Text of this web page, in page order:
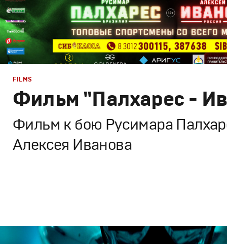
Фильм "Палхарес -
Фильм к бою Русимара
Алексея Иванова
,TV-Show Films
FILMS